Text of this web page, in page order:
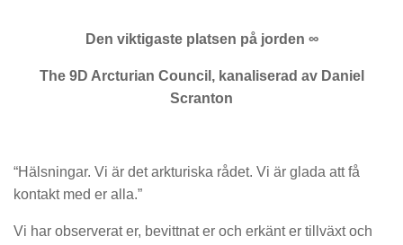
Den viktigaste platsen på jorden ∞
The 9D Arcturian Council, kanaliserad av Daniel
Scranton
“Hälsningar. Vi är det arkturiska rådet. Vi är glada att få
kontakt med er alla.”
Vi har observerat er, bevittnat er och erkänt er tillväxt och